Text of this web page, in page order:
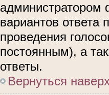
администратором
вариантов ответа
проведения
постоянным), а
ответы.
Вернуться